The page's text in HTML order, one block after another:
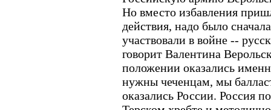
Но вместо избавления
действия, надо было
участвовали в войне --
говорит Валентина
положении оказались
нужны чеченцам, мы
оказались России. Россия